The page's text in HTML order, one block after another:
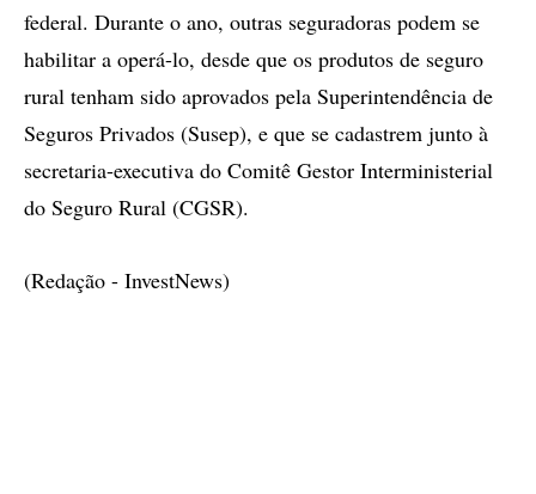
federal. Durante o ano, outras seguradoras podem se
habilitar a operá-lo, desde que os produtos de seguro
rural tenham sido aprovados pela Superintendência de
Seguros Privados (Susep), e que se cadastrem junto à
secretaria-executiva do Comitê Gestor Interministerial
do Seguro Rural (CGSR).
(Redação - InvestNews)